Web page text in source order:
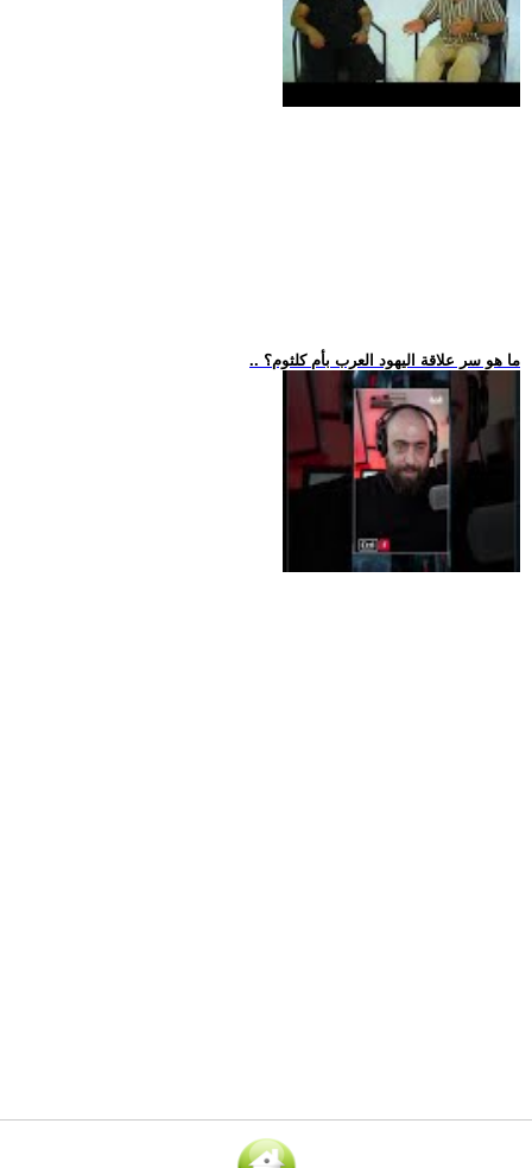
.. ما هو سر علاقة اليهود العرب بأم كلثوم؟